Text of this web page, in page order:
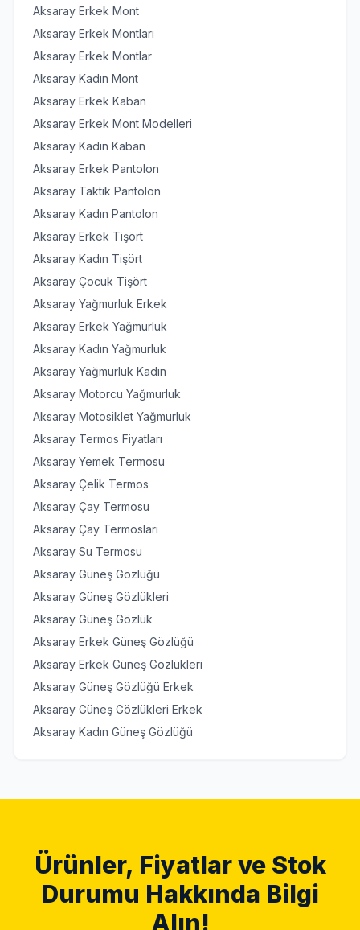
Aksaray Erkek Mont
Aksaray Erkek Montları
Aksaray Erkek Montlar
Aksaray Kadın Mont
Aksaray Erkek Kaban
Aksaray Erkek Mont Modelleri
Aksaray Kadın Kaban
Aksaray Erkek Pantolon
Aksaray Taktik Pantolon
Aksaray Kadın Pantolon
Aksaray Erkek Tişört
Aksaray Kadın Tişört
Aksaray Çocuk Tişört
Aksaray Yağmurluk Erkek
Aksaray Erkek Yağmurluk
Aksaray Kadın Yağmurluk
Aksaray Yağmurluk Kadın
Aksaray Motorcu Yağmurluk
Aksaray Motosiklet Yağmurluk
Aksaray Termos Fiyatları
Aksaray Yemek Termosu
Aksaray Çelik Termos
Aksaray Çay Termosu
Aksaray Çay Termosları
Aksaray Su Termosu
Aksaray Güneş Gözlüğü
Aksaray Güneş Gözlükleri
Aksaray Güneş Gözlük
Aksaray Erkek Güneş Gözlüğü
Aksaray Erkek Güneş Gözlükleri
Aksaray Güneş Gözlüğü Erkek
Aksaray Güneş Gözlükleri Erkek
Aksaray Kadın Güneş Gözlüğü
Ürünler, Fiyatlar ve Stok
Durumu Hakkında Bilgi
Alın!